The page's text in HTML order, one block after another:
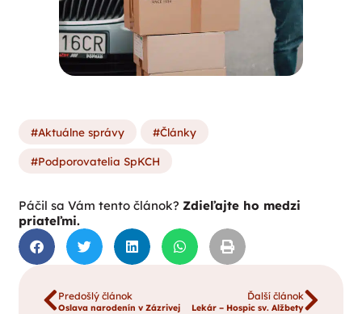
Aktuálne správy Články
Podporovatelia SpKCH
Páčil sa Vám tento článok? Zdieľajte ho medzi
priateľmi.
Predošlý článok
Oslava narodenín v Zázrivej
Ďalší článok
Lekár – Hospic sv. Alžbety